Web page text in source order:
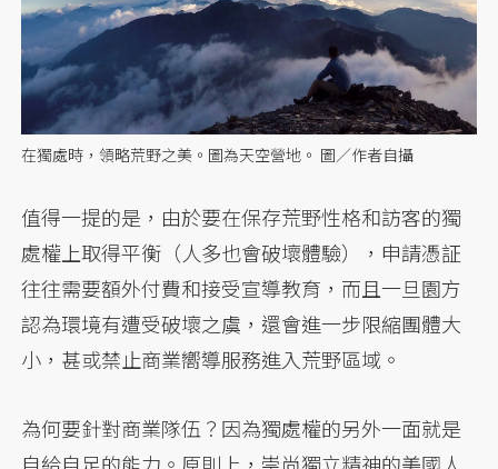
在獨處時，領略荒野之美。圖為天空營地。 圖／作者自攝
值得一提的是，由於要在保存荒野性格和訪客的獨
處權上取得平衡（人多也會破壞體驗），申請憑証
往往需要額外付費和接受宣導教育，而且一旦園方
認為環境有遭受破壞之虞，還會進一步限縮團體大
小，甚或禁止商業嚮導服務進入荒野區域。
為何要針對商業隊伍？因為獨處權的另外一面就是